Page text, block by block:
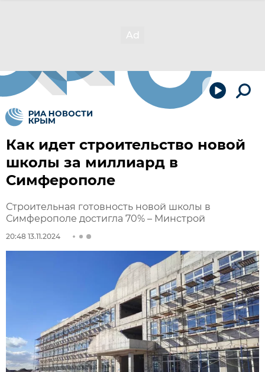
Как идет строительство новой
школы за миллиард в
Симферополе
Строительная готовность новой школы в
Симферополе достигла 70% – Минстрой
20:48 13.11.2024